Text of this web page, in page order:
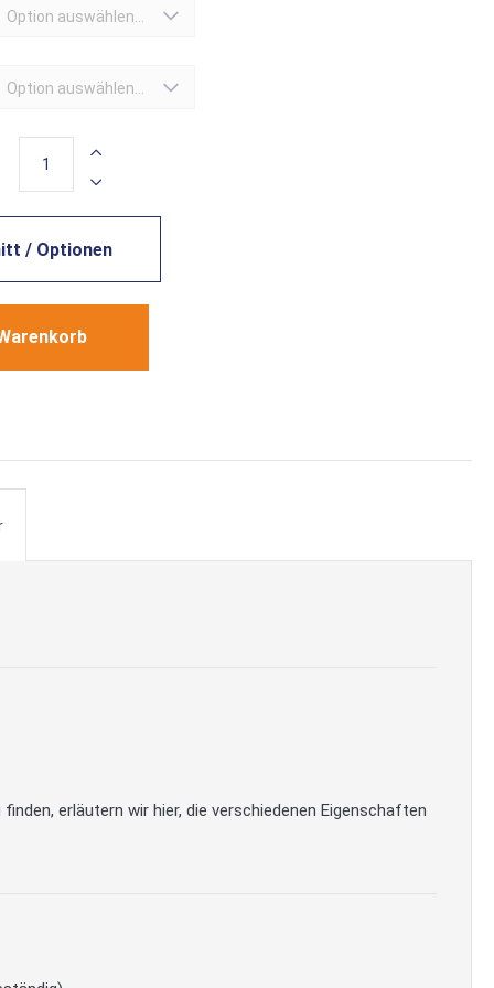
Option auswählen...
Option auswählen...
/ Optionen
erläutern wir hier, die verschiedenen Eigenschaften